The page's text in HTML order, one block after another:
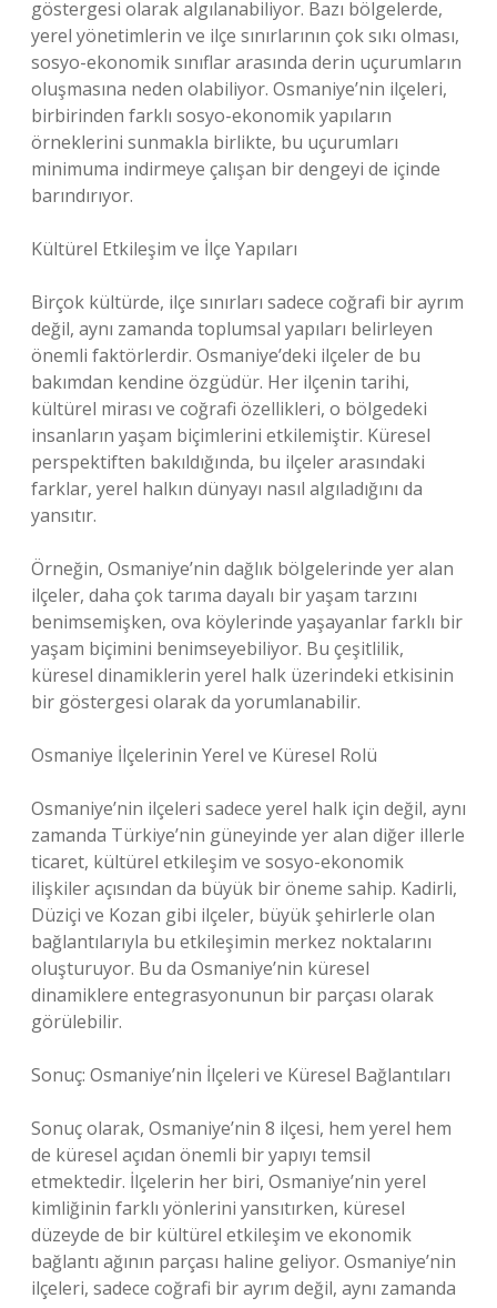
göstergesi olarak algılanabiliyor. Bazı bölgelerde,
yerel yönetimlerin ve ilçe sınırlarının çok sıkı olması,
sosyo-ekonomik sınıflar arasında derin uçurumların
oluşmasına neden olabiliyor. Osmaniye’nin ilçeleri,
birbirinden farklı sosyo-ekonomik yapıların
örneklerini sunmakla birlikte, bu uçurumları
minimuma indirmeye çalışan bir dengeyi de içinde
barındırıyor.
Kültürel Etkileşim ve İlçe Yapıları
Birçok kültürde, ilçe sınırları sadece coğrafi bir ayrım
değil, aynı zamanda toplumsal yapıları belirleyen
önemli faktörlerdir. Osmaniye’deki ilçeler de bu
bakımdan kendine özgüdür. Her ilçenin tarihi,
kültürel mirası ve coğrafi özellikleri, o bölgedeki
insanların yaşam biçimlerini etkilemiştir. Küresel
perspektiften bakıldığında, bu ilçeler arasındaki
farklar, yerel halkın dünyayı nasıl algıladığını da
yansıtır.
Örneğin, Osmaniye’nin dağlık bölgelerinde yer alan
ilçeler, daha çok tarıma dayalı bir yaşam tarzını
benimsemişken, ova köylerinde yaşayanlar farklı bir
yaşam biçimini benimseyebiliyor. Bu çeşitlilik,
küresel dinamiklerin yerel halk üzerindeki etkisinin
bir göstergesi olarak da yorumlanabilir.
Osmaniye İlçelerinin Yerel ve Küresel Rolü
Osmaniye’nin ilçeleri sadece yerel halk için değil, aynı
zamanda Türkiye’nin güneyinde yer alan diğer illerle
ticaret, kültürel etkileşim ve sosyo-ekonomik
ilişkiler açısından da büyük bir öneme sahip. Kadirli,
Düziçi ve Kozan gibi ilçeler, büyük şehirlerle olan
bağlantılarıyla bu etkileşimin merkez noktalarını
oluşturuyor. Bu da Osmaniye’nin küresel
dinamiklere entegrasyonunun bir parçası olarak
görülebilir.
Sonuç: Osmaniye’nin İlçeleri ve Küresel Bağlantıları
Sonuç olarak, Osmaniye’nin 8 ilçesi, hem yerel hem
de küresel açıdan önemli bir yapıyı temsil
etmektedir. İlçelerin her biri, Osmaniye’nin yerel
kimliğinin farklı yönlerini yansıtırken, küresel
düzeyde de bir kültürel etkileşim ve ekonomik
bağlantı ağının parçası haline geliyor. Osmaniye’nin
ilçeleri, sadece coğrafi bir ayrım değil, aynı zamanda